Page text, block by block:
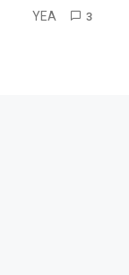
YEA 3